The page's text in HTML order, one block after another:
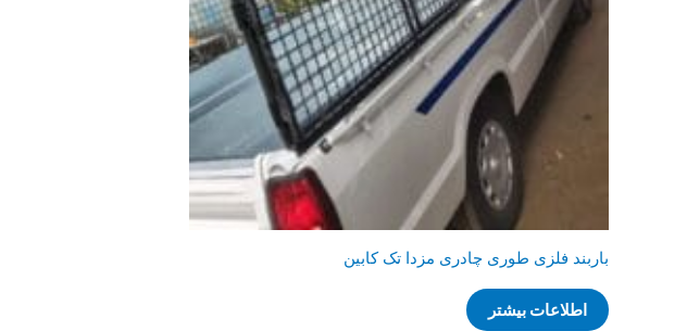
باربند فلزی طوری چادری مزدا تک کابین
اطلاعات بیشتر